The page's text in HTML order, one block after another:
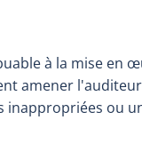
à la mise en
amener
ou